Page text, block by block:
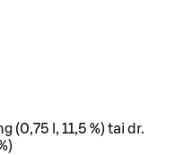
(0,75 l, 11,5 %) tai dr.